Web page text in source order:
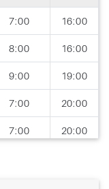
7:00 16:00
8:00 16:00
9:00 19:00
7:00 20:00
7:00 20:00